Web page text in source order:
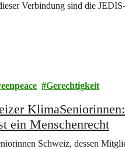
Verbindung sind die
Gerechtigkeit
KlimaSeniorinnen:
ein Menschenrecht
Schweiz, dessen